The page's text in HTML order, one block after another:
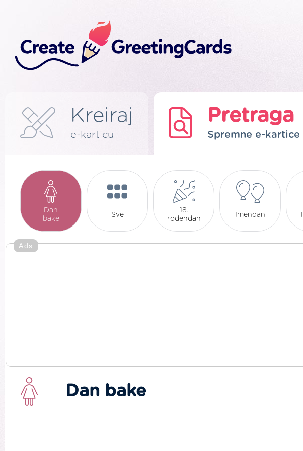
Kreiraj
e-karticu
Pretraga
Spremne e-kartice
Dan
bake
Sve
18.
rođendan
Imendan
Ads
Dan bake